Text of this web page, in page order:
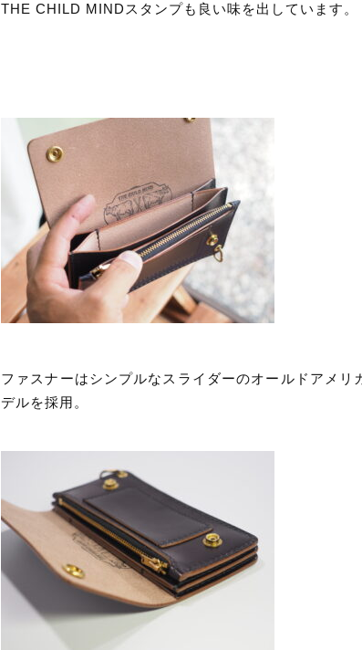
THE CHILD MINDスタンプも良い味を出しています。
ファスナーはシンプルなスライダーのオールドアメリ
デルを採用。